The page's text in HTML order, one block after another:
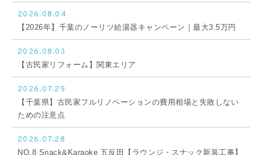
2026.08.04
【2026年】千葉のノーリツ給湯器キャンペーン｜最大3.5万円
2026.08.03
【古民家リフォーム】関東エリア
2026.07.29
【千葉県】古民家フルリノベーションの費用相場と失敗しない
ための注意点
2026.07.28
NO.8 Snack&Karaoke 五反田【ラウンジ・スナック新装工事】